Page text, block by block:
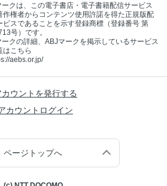
ークは、この電子書店・電子書籍配信サービス
作権者からコンテンツ使用許諾を得た正規版配
ビスであることを示す登録商標（登録番号 第
号）です。
ークの詳細、ABJマークを掲示しているサービス
はこちら
aebs.or.jp/
ウントを発行する
カウントログイン
ページトップへ